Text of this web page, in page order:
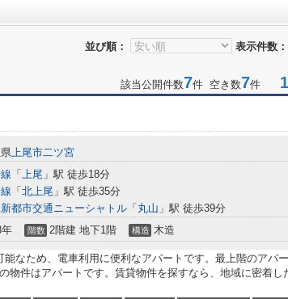
並び順： 表示件数：
該当公開件数7件 空き数7件
上尾市二ツ宮
「 上尾 」駅 徒歩18分
「 北上尾 」駅 徒歩35分
都市交通ニューシャトル 「 丸山 」駅 徒歩39分
階数 2階建 地下1階 構造 木造
能なため、電車利用に便利なアパートです。最上階のアパ
物件はアパートです。賃貸物件を探すなら、地域に密着し